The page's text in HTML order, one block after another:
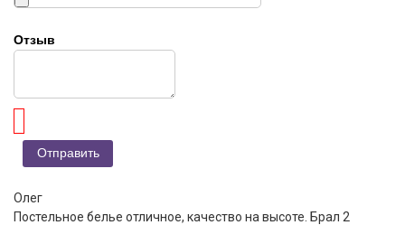
Отзыв
Олег
Постельное белье отличное, качество на высоте. Брал 2